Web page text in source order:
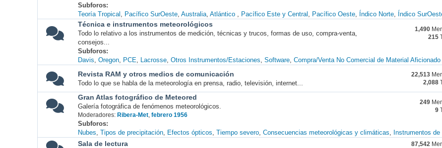
Subforos
Teoría Tropical
Pacífico SurOeste Australia Atlántico Pacífico Este y Central Pacífico Oeste Índico Norte Índico
Técnica e instrumentos meteorológicos
Todo lo relativo a los instrumentos de medición, técnicas y trucos, formas de uso, compra-venta,
consejos...
1,490
215
Subforos
Davis Oregon PCE Lacrosse Otros Instrumentos/Estaciones Software Compra/Venta No Comercial de Material Aficionado
Revista RAM y otros medios de comunicación
Todo lo que se habla de la meteorología en prensa, radio, televisión, internet...
22,513
2,088
Gran Atlas fotográfico de Meteored
Galería fotográfica de fenómenos meteorológicos.
Moderadores: Ribera-Met, febrero 1956
249
9
Subforos
Nubes Tipos de precipitación Efectos ópticos Tiempo severo Consecuencias meteorológicas y climáticas Instrumentos
Sala de lectura 87,542